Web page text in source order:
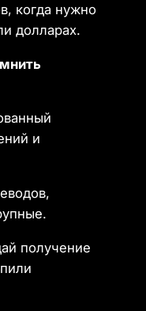
когда нужно
долларах.
и
получение